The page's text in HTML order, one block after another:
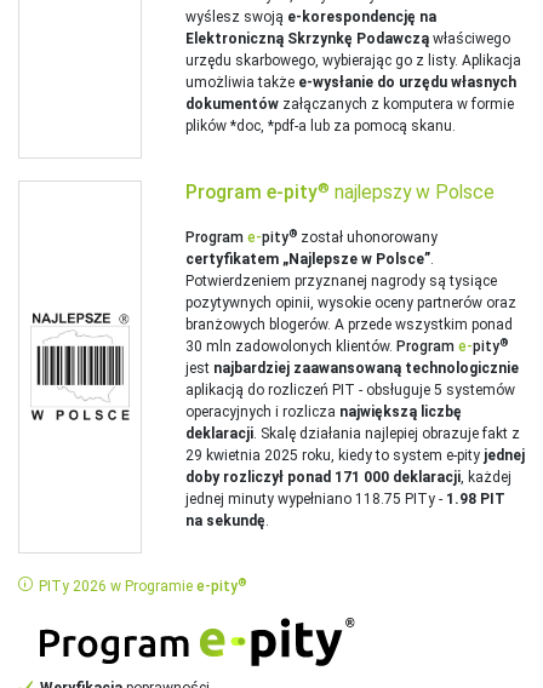
wyślesz swoją e-korespondencję na
Elektroniczną Skrzynkę Podawczą właściwego
urzędu skarbowego, wybierając go z listy. Aplikacja
umożliwia także e-wysłanie do urzędu własnych
dokumentów załączanych z komputera w formie
plików *doc, *pdf-a lub za pomocą skanu.
Program e‑pity® najlepszy w Polsce
Program e‑pity® został uhonorowany
certyfikatem „Najlepsze w Polsce”.
Potwierdzeniem przyznanej nagrody są tysiące
pozytywnych opinii, wysokie oceny partnerów oraz
branżowych blogerów. A przede wszystkim ponad
30 mln zadowolonych klientów. Program e‑pity®
jest najbardziej zaawansowaną technologicznie
aplikacją do rozliczeń PIT - obsługuje 5 systemów
operacyjnych i rozlicza największą liczbę
deklaracji. Skalę działania najlepiej obrazuje fakt z
29 kwietnia 2025 roku, kiedy to system e-pity jednej
doby rozliczył ponad 171 000 deklaracji, każdej
jednej minuty wypełniano 118.75 PITy - 1.98 PIT
na sekundę.
PITy 2026 w Programie e‑pity®